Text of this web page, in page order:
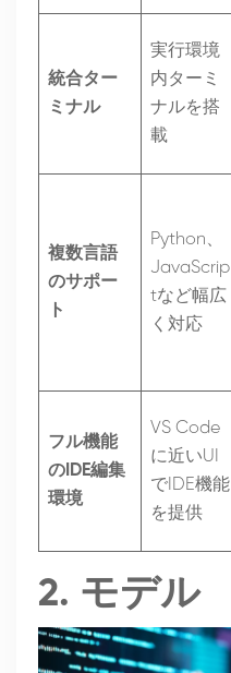
統合ター
ミナル
実行環境
内ターミ
ナルを搭
載
複数言語
のサポー
ト
Python、
JavaScrip
tなど幅広
く対応
フル機能
のIDE編集
環境
VS Code
に近いUI
でIDE機能
を提供
2. モデル